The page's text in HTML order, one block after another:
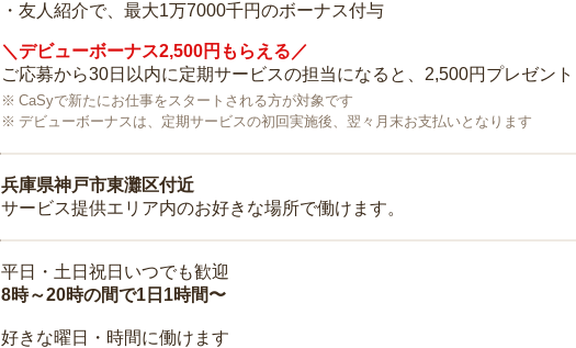
・友人紹介で、最大1万7000千円のボーナス付与
＼デビューボーナス2,500円もらえる／
ご応募から30日以内に定期サービスの担当になると、2,500円プレゼント
CaSyで新たにお仕事をスタートされる方が対象です
デビューボーナスは、定期サービスの初回実施後、翌々月末お支払いとなります
兵庫県神戸市東灘区付近
サービス提供エリア内のお好きな場所で働けます。
平日・土日祝日いつでも歓迎
8時～20時の間で1日1時間〜
好きな曜日・時間に働けます